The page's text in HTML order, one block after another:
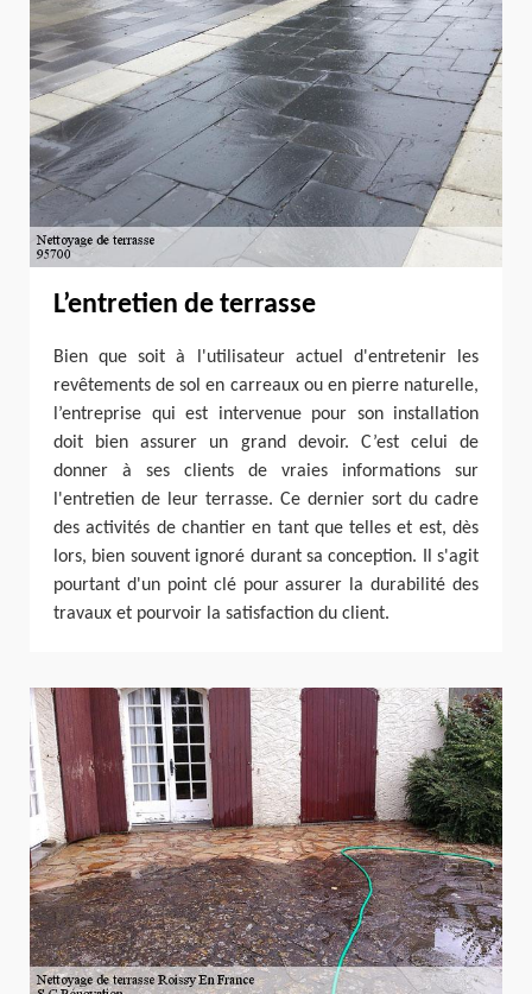
L’entretien de terrasse
Bien que soit à l'utilisateur actuel d'entretenir les
revêtements de sol en carreaux ou en pierre naturelle,
l’entreprise qui est intervenue pour son installation
doit bien assurer un grand devoir. C’est celui de
donner à ses clients de vraies informations sur
l'entretien de leur terrasse. Ce dernier sort du cadre
des activités de chantier en tant que telles et est, dès
lors, bien souvent ignoré durant sa conception. Il s'agit
pourtant d'un point clé pour assurer la durabilité des
travaux et pourvoir la satisfaction du client.